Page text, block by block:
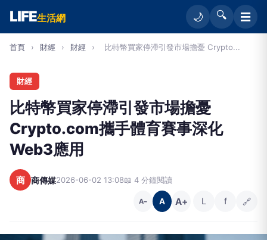
LIFE生活網 🌙 🔍 ☰
首頁 › 財經 › 財經 › 比特幣買家停滯引發市場擔憂 Crypto...
財經
比特幣買家停滯引發市場擔憂
Crypto.com攜手體育賽事深化
Web3應用
商 商傳媒2026-06-02 13:08📖 4 分鐘閱讀
A− A A+ L f 🔗